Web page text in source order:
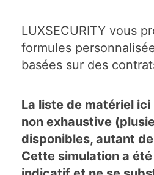
LUXSECURITY vous
formules
basées sur des
La liste de matériel
non exhaustive
disponibles, autant
Cette simulation a